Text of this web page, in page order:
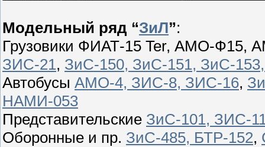
Модельный ряд “ЗиЛ”:
Грузовики ФИАТ-15 Ter, АМО-
ЗИС-21, ЗиС-150, ЗиС-151, ЗиС-
Автобусы АМО-4, ЗИС-8, ЗИС-16,
НАМИ-053
Представительские ЗиС-101, ЗИС-
Оборонные и пр. ЗиС-485, БТР-152,